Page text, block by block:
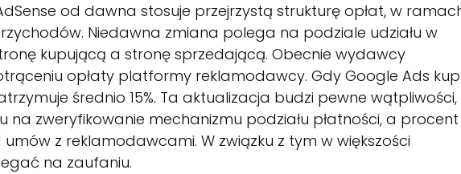
od dawna stosuje przejrzystą strukturę opłat, w
Niedawna zmiana polega na podziale udziału w
kupującą a stronę sprzedającą. Obecnie wydawcy
opłaty platformy reklamodawcy. Gdy Google Ads
średnio 15%. Ta aktualizacja budzi pewne wątpliwości,
zweryfikowanie mechanizmu podziału płatności, a procent
z reklamodawcami. W związku z tym w większości
na zaufaniu.